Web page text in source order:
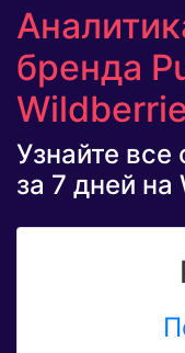
бренда
Узнайте
за 7 дней